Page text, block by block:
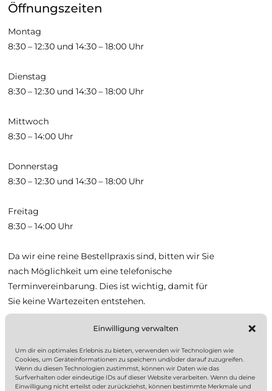
Einwilligung verwalten
Um dir ein optimales Erlebnis zu bieten, verwenden wir Technologien wie
Cookies, um Geräteinformationen zu speichern und/oder darauf zuzugreifen.
Wenn du diesen Technologien zustimmst, können wir Daten wie das
Surfverhalten oder eindeutige IDs auf dieser Website verarbeiten. Wenn du deine
Einwilligung nicht erteilst oder zurückziehst, können bestimmte Merkmale und
Öffnungszeiten
Montag
8:30 – 12:30 und 14:30 – 18:00 Uhr
Dienstag
8:30 – 12:30 und 14:30 – 18:00 Uhr
Mittwoch
8:30 – 14:00 Uhr
Donnerstag
8:30 – 12:30 und 14:30 – 18:00 Uhr
Freitag
8:30 – 14:00 Uhr
Da wir eine reine Bestellpraxis sind, bitten wir Sie
nach Möglichkeit um eine telefonische
Terminvereinbarung. Dies ist wichtig, damit für
Sie keine Wartezeiten entstehen.
ISO Zertifizierung
(Qualitätsmanagement)
Unsere Praxis ist seit dem 20.04.2009 nach
EN ISO 9001:2000 zertifiziert.